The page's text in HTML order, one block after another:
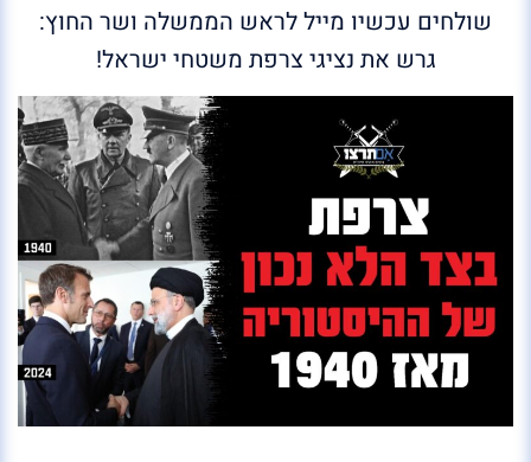
שולחים עכשיו מייל לראש הממשלה ושר החוץ:
גרש את נציגי צרפת משטחי ישראל!